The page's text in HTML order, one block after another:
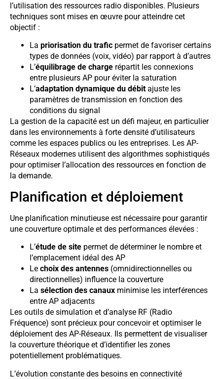
l’utilisation des ressources radio disponibles. Plusieurs
techniques sont mises en œuvre pour atteindre cet
objectif :
La priorisation du trafic permet de favoriser certains
types de données (voix, vidéo) par rapport à d’autres
L’équilibrage de charge répartit les connexions
entre plusieurs AP pour éviter la saturation
L’adaptation dynamique du débit ajuste les
paramètres de transmission en fonction des
conditions du signal
La gestion de la capacité est un défi majeur, en particulier
dans les environnements à forte densité d’utilisateurs
comme les espaces publics ou les entreprises. Les AP-
Réseaux modernes utilisent des algorithmes sophistiqués
pour optimiser l’allocation des ressources en fonction de
la demande.
Planification et déploiement
Une planification minutieuse est nécessaire pour garantir
une couverture optimale et des performances élevées :
L’étude de site permet de déterminer le nombre et
l’emplacement idéal des AP
Le choix des antennes (omnidirectionnelles ou
directionnelles) influence la couverture
La sélection des canaux minimise les interférences
entre AP adjacents
Les outils de simulation et d’analyse RF (Radio
Fréquence) sont précieux pour concevoir et optimiser le
déploiement des AP-Réseaux. Ils permettent de visualiser
la couverture théorique et d’identifier les zones
potentiellement problématiques.
L’évolution constante des besoins en connectivité